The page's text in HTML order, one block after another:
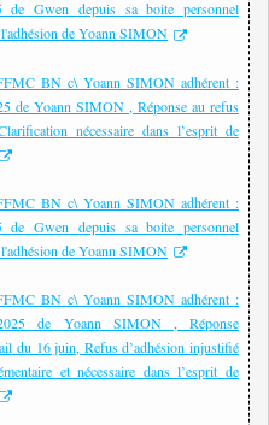
de Gwen depuis sa boite personnel
de Yoann SIMON
BN c\ Yoann SIMON adhérent :
de Yoann SIMON , Réponse au refus
nécessaire dans l’esprit de
BN c\ Yoann SIMON adhérent :
de Gwen depuis sa boite personnel
de Yoann SIMON
BN c\ Yoann SIMON adhérent :
de Yoann SIMON , Réponse
du 16 juin, Refus d’adhésion injustifié
et nécessaire dans l’esprit de